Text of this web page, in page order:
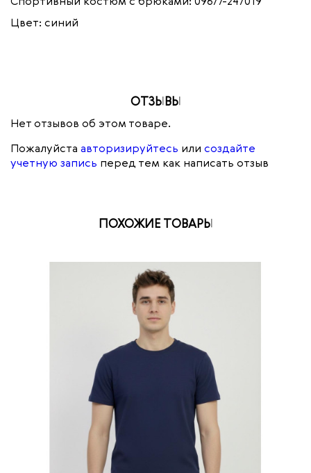
Цвет: синий
ОТЗЫВЫ
Нет отзывов об этом товаре.
Пожалуйста авторизируйтесь или создайте
учетную запись перед тем как написать отзыв
ПОХОЖИЕ ТОВАРЫ